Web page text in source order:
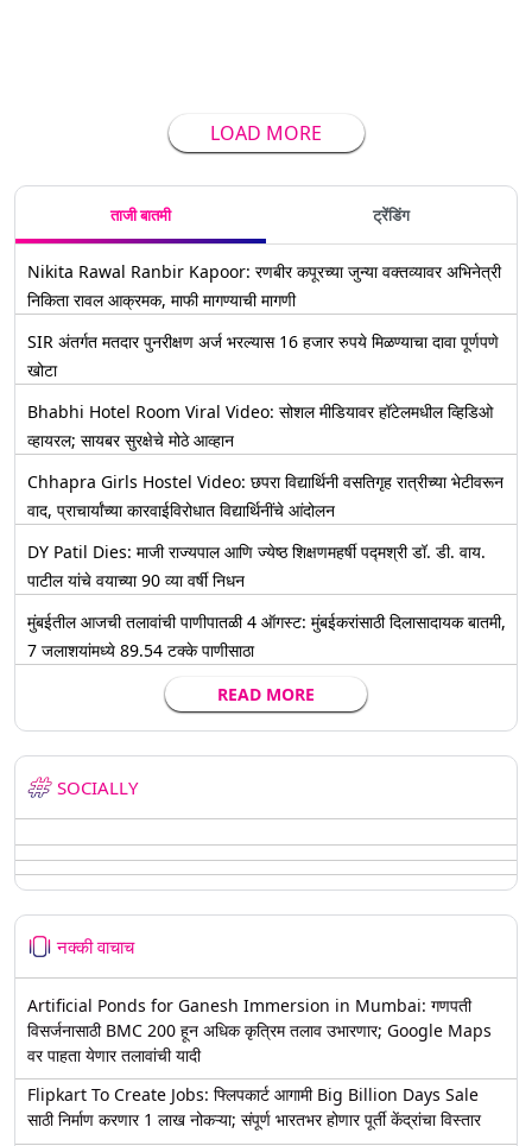
LOAD MORE
ताजी बातमी ट्रेंडिंग
Nikita Rawal Ranbir Kapoor: रणबीर कपूरच्या जुन्या वक्तव्यावर अभिनेत्री
निकिता रावल आक्रमक, माफी मागण्याची मागणी
SIR अंतर्गत मतदार पुनरीक्षण अर्ज भरल्यास 16 हजार रुपये मिळण्याचा दावा पूर्णपणे
खोटा
Bhabhi Hotel Room Viral Video: सोशल मीडियावर हॉटेलमधील व्हिडिओ
व्हायरल; सायबर सुरक्षेचे मोठे आव्हान
Chhapra Girls Hostel Video: छपरा विद्यार्थिनी वसतिगृह रात्रीच्या भेटीवरून
वाद, प्राचार्यांच्या कारवाईविरोधात विद्यार्थिनींचे आंदोलन
DY Patil Dies: माजी राज्यपाल आणि ज्येष्ठ शिक्षणमहर्षी पद्मश्री डॉ. डी. वाय.
पाटील यांचे वयाच्या 90 व्या वर्षी निधन
मुंबईतील आजची तलावांची पाणीपातळी 4 ऑगस्ट: मुंबईकरांसाठी दिलासादायक बातमी,
7 जलाशयांमध्ये 89.54 टक्के पाणीसाठा
READ MORE
SOCIALLY
नक्की वाचाच
Artificial Ponds for Ganesh Immersion in Mumbai: गणपती
विसर्जनासाठी BMC 200 हून अधिक कृत्रिम तलाव उभारणार; Google Maps
वर पाहता येणार तलावांची यादी
Flipkart To Create Jobs: फ्लिपकार्ट आगामी Big Billion Days Sale
साठी निर्माण करणार 1 लाख नोकऱ्या; संपूर्ण भारतभर होणार पूर्ती केंद्रांचा विस्तार